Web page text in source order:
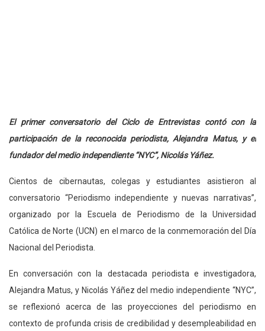
El primer conversatorio del Ciclo de Entrevistas contó con la
participación de la reconocida periodista, Alejandra Matus, y el
fundador del medio independiente “NYC”, Nicolás Yáñez.
Cientos de cibernautas, colegas y estudiantes asistieron al
conversatorio “Periodismo independiente y nuevas narrativas”,
organizado por la Escuela de Periodismo de la Universidad
Católica de Norte (UCN) en el marco de la conmemoración del Día
Nacional del Periodista.
En conversación con la destacada periodista e investigadora,
Alejandra Matus, y Nicolás Yáñez del medio independiente “NYC”,
se reflexionó acerca de las proyecciones del periodismo en
contexto de profunda crisis de credibilidad y desempleabilidad en